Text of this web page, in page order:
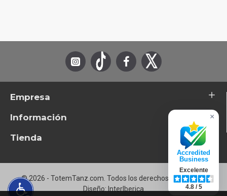
Empresa
Información
Tienda
© 2026 - TotemTanz.com. Todos los derechos reservados
Diseño: InterIberica
×
Accredited
Business
Excelente
4.8 / 5